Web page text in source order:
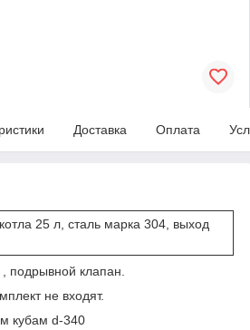
Доставка Оплата
25 л, сталь марка 304, выход
подрывной клапан.
не входят.
кубам d-340